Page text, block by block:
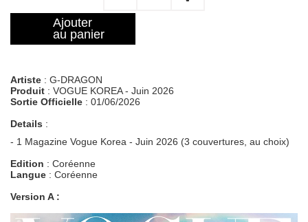
Ajouter
au panier
Artiste : G-DRAGON
Produit : VOGUE KOREA - Juin 2026
Sortie Officielle : 01/06/2026
Details :
- 1 Magazine Vogue Korea - Juin 2026 (3 couvertures, au choix)
Edition : Coréenne
Langue : Coréenne
Version A :